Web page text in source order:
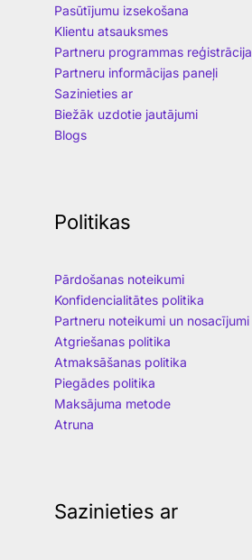
Pasūtījumu izsekošana
Klientu atsauksmes
Partneru programmas reģistrācija
Partneru informācijas paneļi
Sazinieties ar
Biežāk uzdotie jautājumi
Blogs
Politikas
Pārdošanas noteikumi
Konfidencialitātes politika
Partneru noteikumi un nosacījumi
Atgriešanas politika
Atmaksāšanas politika
Piegādes politika
Maksājuma metode
Atruna
Sazinieties ar